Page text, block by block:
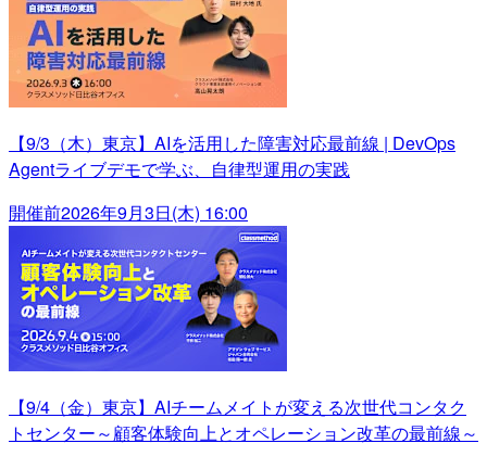
【9/3（木）東京】AIを活用した障害対応最前線 | DevOps
Agentライブデモで学ぶ、自律型運用の実践
開催前2026年9月3日(木) 16:00
【9/4（金）東京】AIチームメイトが変える次世代コンタク
トセンター～顧客体験向上とオペレーション改革の最前線～